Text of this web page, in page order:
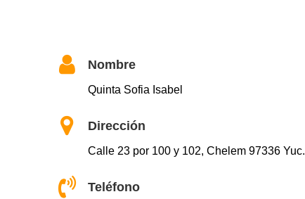
Nombre
Quinta Sofia Isabel
Dirección
Calle 23 por 100 y 102, Chelem 97336 Yuc.
Teléfono